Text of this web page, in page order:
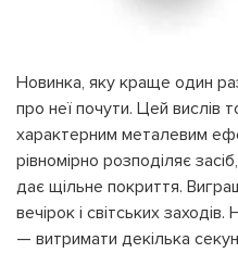
Новинка, яку краще один
про неї почути. Цей вислів
характерним металевим
рівномірно розподіляє
дає щільне покриття.
вечірок і світських
— витримати декілька